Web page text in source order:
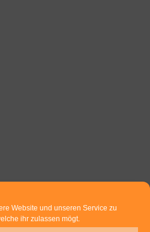
Website und unseren Service zu
ihr zulassen mögt.